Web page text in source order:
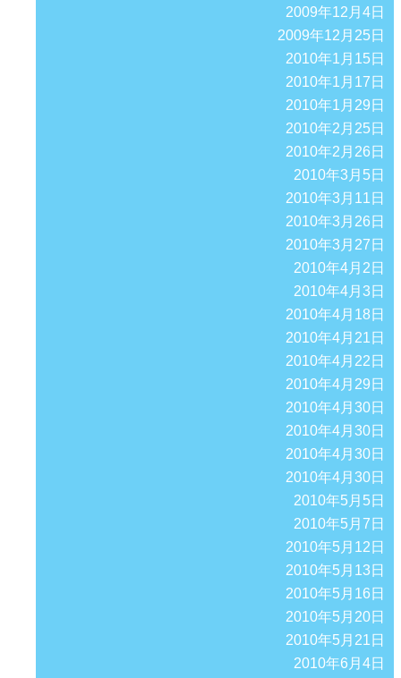
2009年12月4日
2009年12月25日
2010年1月15日
2010年1月17日
2010年1月29日
2010年2月25日
2010年2月26日
2010年3月5日
2010年3月11日
2010年3月26日
2010年3月27日
2010年4月2日
2010年4月3日
2010年4月18日
2010年4月21日
2010年4月22日
2010年4月29日
2010年4月30日
2010年4月30日
2010年4月30日
2010年4月30日
2010年5月5日
2010年5月7日
2010年5月12日
2010年5月13日
2010年5月16日
2010年5月20日
2010年5月21日
2010年6月4日